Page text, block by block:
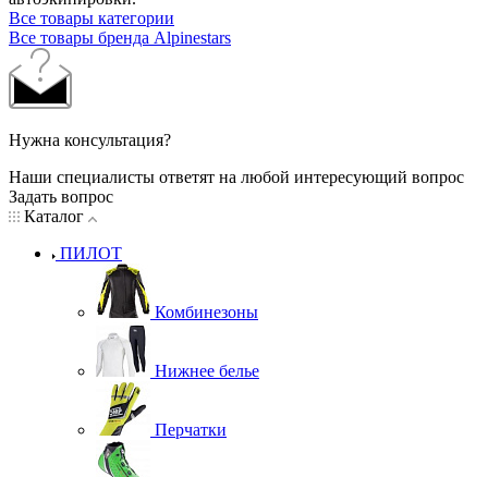
Все товары категории
Все товары бренда Alpinestars
Нужна консультация?
Наши специалисты ответят на любой интересующий вопрос
Задать вопрос
Каталог
ПИЛОТ
Комбинезоны
Нижнее белье
Перчатки